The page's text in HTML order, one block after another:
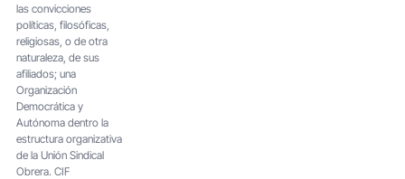
las convicciones
políticas, filosóficas,
religiosas, o de otra
naturaleza, de sus
afiliados; una
Organización
Democrática y
Autónoma dentro la
estructura organizativa
de la Unión Sindical
Obrera. CIF